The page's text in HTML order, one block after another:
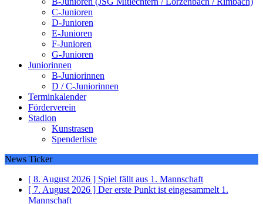
C-Junioren
D-Junioren
E-Junioren
F-Junioren
G-Junioren
Juniorinnen
B-Juniorinnen
D / C-Juniorinnen
Terminkalender
Förderverein
Stadion
Kunstrasen
Spenderliste
News Ticker
[ 8. August 2026 ] Spiel fällt aus 1. Mannschaft
[ 7. August 2026 ] Der erste Punkt ist eingesammelt 1.
Mannschaft